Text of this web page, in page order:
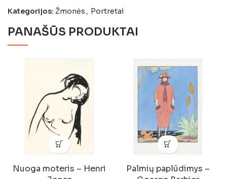
Kategorijos: Žmonės , Portretai
PANAŠŪS PRODUKTAI
Nuoga moteris – Henri
Palmių paplūdimys –